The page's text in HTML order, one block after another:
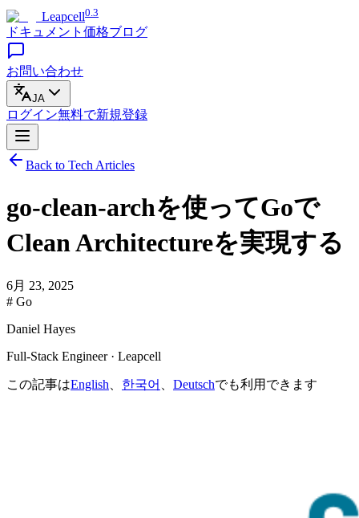
Leapcell0.3
ドキュメント 価格ブログ
お問い合わせ
JA
ログイン無料で新規登録
Back to Tech Articles
go-clean-archを使ってGoで
Clean Architectureを実現する
6月 23, 2025
# Go
Daniel Hayes
Full-Stack Engineer · Leapcell
この記事はEnglish 한국어 Deutschでも利用できます